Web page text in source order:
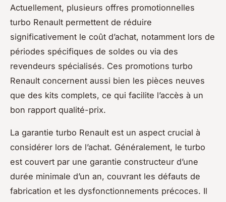
Actuellement, plusieurs offres promotionnelles
turbo Renault permettent de réduire
significativement le coût d’achat, notamment lors de
périodes spécifiques de soldes ou via des
revendeurs spécialisés. Ces promotions turbo
Renault concernent aussi bien les pièces neuves
que des kits complets, ce qui facilite l’accès à un
bon rapport qualité-prix.
La garantie turbo Renault est un aspect crucial à
considérer lors de l’achat. Généralement, le turbo
est couvert par une garantie constructeur d’une
durée minimale d’un an, couvrant les défauts de
fabrication et les dysfonctionnements précoces. Il